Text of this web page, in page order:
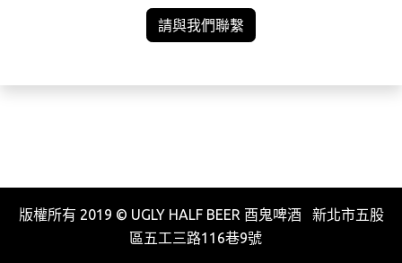
請與我們聯繫
版權所有 2019 © UGLY HALF BEER 酉鬼啤酒 新北市五股
區五工三路116巷9號